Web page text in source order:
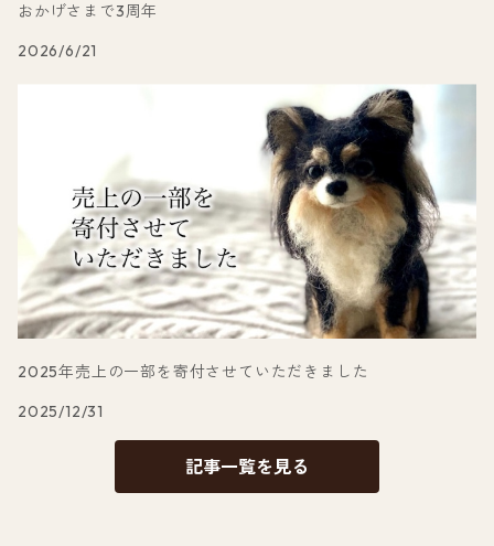
おかげさまで3周年
2026/6/21
2025年売上の一部を寄付させていただきました
2025/12/31
記事一覧を見る